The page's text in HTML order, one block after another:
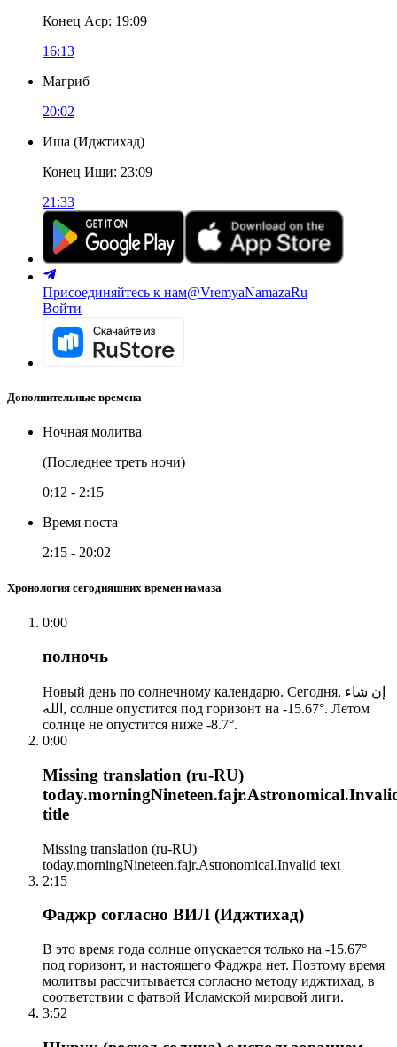
Конец Аср: 19:09
16:13
Магриб
20:02
Иша (Иджтихад)
Конец Иши: 23:09
21:33
Присоединяйтесь к нам@VremyaNamazaRu
Войти
Дополнительные времена
Ночная молитва
(Последнее треть ночи)
0:12 - 2:15
Время поста
2:15 - 20:02
Хронология сегодняшних времен намаза
0:00
полночь
Новый день по солнечному календарю. Сегодня, إن شاء
الله, солнце опустится под горизонт на -15.67°. Летом
солнце не опустится ниже -8.7°.
0:00
Missing translation (ru-RU)
title
Missing translation (ru-RU)
today.morningNineteen.fajr.Astronomical.Invalid text
2:15
Фаджр согласно ВИЛ (Иджтихад)
В это время года солнце опускается только на -15.67°
под горизонт, и настоящего Фаджра нет. Поэтому время
молитвы рассчитывается согласно методу иджтихад, в
соответствии с фатвой Исламской мировой лиги.
3:52